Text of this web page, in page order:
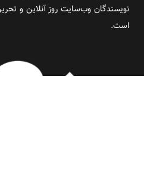
نویسندگان وب‌سایت روز آنلاین و
است.